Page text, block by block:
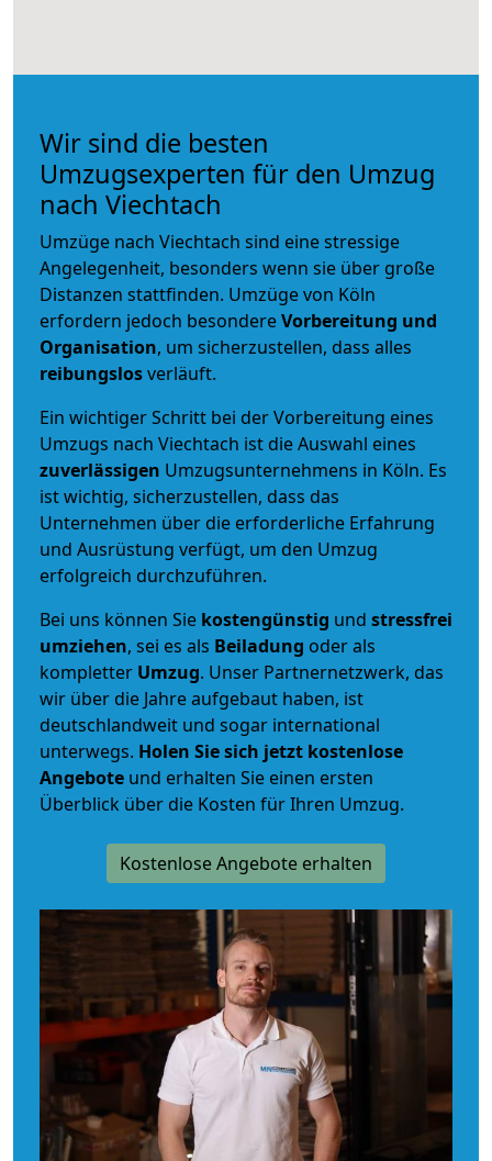
Wir sind die besten
Umzugsexperten für den Umzug
nach Viechtach
Umzüge nach Viechtach sind eine stressige
Angelegenheit, besonders wenn sie über große
Distanzen stattfinden. Umzüge von Köln
erfordern jedoch besondereVorbereitung und
Organisation, um sicherzustellen, dass alles
reibungslosverläuft.
Ein wichtiger Schritt bei der Vorbereitung eines
Umzugs nach Viechtach ist die Auswahl eines
zuverlässigen Umzugsunternehmens in Köln. Es
ist wichtig, sicherzustellen, dass das
Unternehmen über die erforderliche Erfahrung
und Ausrüstung verfügt, um den Umzug
erfolgreich durchzuführen.
Bei uns können Sie kostengünstig und stressfrei
umziehen, sei es als Beiladung oder als
kompletter Umzug. Unser Partnernetzwerk, das
wir über die Jahre aufgebaut haben, ist
deutschlandweit und sogar international
unterwegs. Holen Sie sich jetzt kostenlose
Angebote und erhalten Sie einen ersten
Überblick über die Kosten für Ihren Umzug.
Kostenlose Angebote erhalten